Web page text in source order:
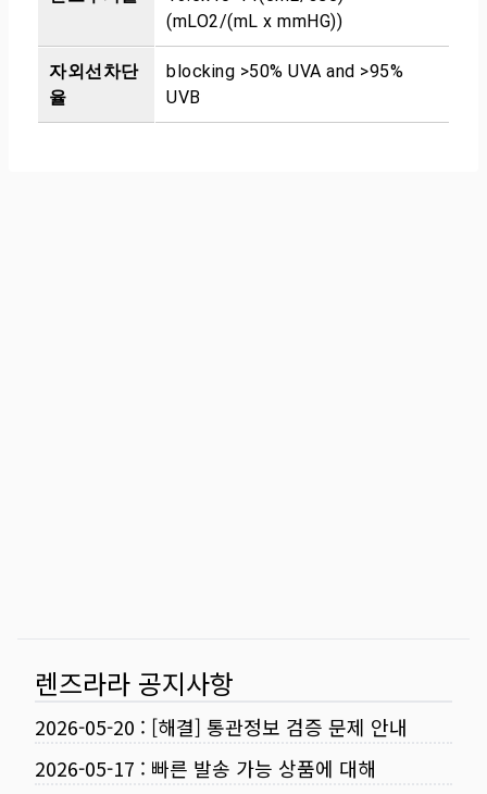
(mLO2/(mL x mmHG))
자외선차단
율
blocking >50% UVA and >95%
UVB
렌즈라라 공지사항
2026-05-20 : [해결] 통관정보 검증 문제 안내
2026-05-17 : 빠른 발송 가능 상품에 대해